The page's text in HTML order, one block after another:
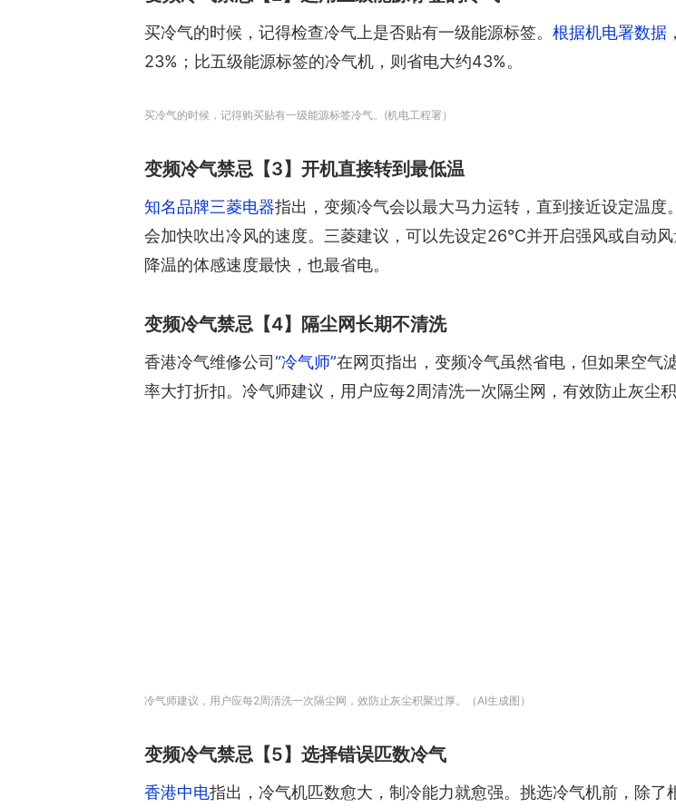
买冷气的时候，记得检查冷气上是否贴有一级能源标签。 根据机电署数据
23%；比五级能源标签的冷气机，则省电大约43%。
买冷气的时候，记得购买贴有一级能源标签冷气。(机电工程署）
变频冷气禁忌【3】开机直接转到最低温
知名品牌三菱电器指出，变频冷气会以最大马力运转，直到接近设定温
会加快吹出冷风的速度。三菱建议，可以先设定26°C并开启强风或自动
降温的体感速度最快，也最省电。
变频冷气禁忌【4】隔尘网长期不清洗
香港冷气维修公司“冷气师”在网页指出，变频冷气虽然省电，但如果空气
率大打折扣。冷气师建议，用户应每2周清洗一次隔尘网，有效防止灰尘积
冷气师建议，用户应每2周清洗一次隔尘网，效防止灰尘积聚过厚。（AI生成图）
变频冷气禁忌【5】选择错误匹数冷气
香港中电指出，冷气机匹数愈大，制冷能力就愈强。挑选冷气机前，除